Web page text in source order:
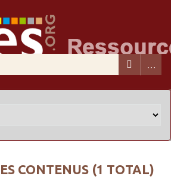
CONTENUS (1 TOTAL)